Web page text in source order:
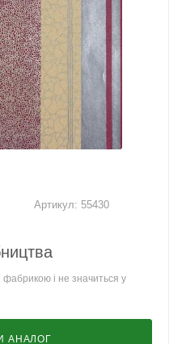
Артикул: 55430
і не значиться у
АНАЛОГ